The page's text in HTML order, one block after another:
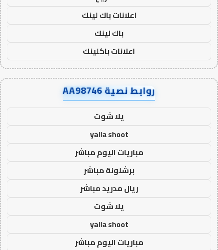
اعلانات باك لينك
باك لينك
اعلانات باكلينك
روابط نصية AA98746
يلا شوت
yalla shoot
مباريات اليوم مباشر
برشلونة مباشر
ريال مدريد مباشر
يلا شوت
yalla shoot
مباريات اليوم مباشر